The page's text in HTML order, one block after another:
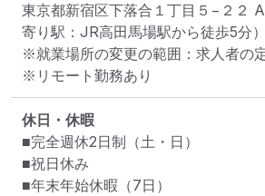
東京都新宿区下落合１丁目５−２２
寄り駅：JR高田馬場駅から徒歩5分）
※就業場所の変更の範囲：求人者の
※リモート勤務あり
休日・休暇
■完全週休2日制（土・日）
■祝日休み
■年末年始休暇（7日）